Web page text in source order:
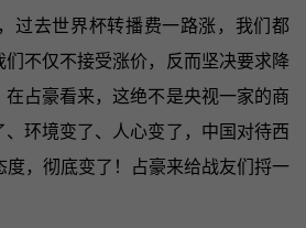
过去世界杯转播费一路涨，我们都
不仅不接受涨价，反而坚决要求降
占豪看来，这绝不是央视一家的商
环境变了、人心变了，中国对待西
度，彻底变了！占豪来给战友们捋一